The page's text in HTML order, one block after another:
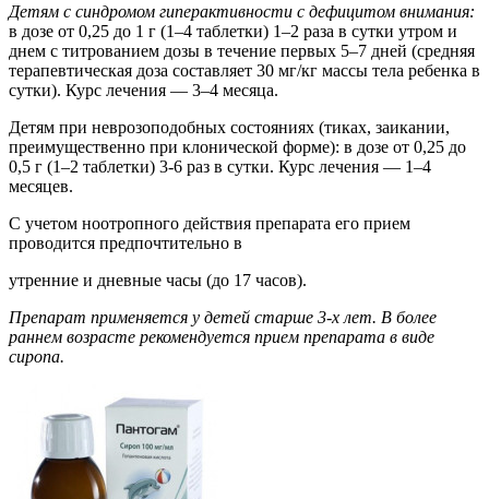
Детям с синдромом гиперактивности с дефицитом внимания:
в дозе от 0,25 до 1 г (1–4 таблетки) 1–2 раза в сутки утром и
днем с титрованием дозы в течение первых 5–7 дней (средняя
терапевтическая доза составляет 30 мг/кг массы тела ребенка в
сутки). Курс лечения — 3–4 месяца.
Детям при неврозоподобных состояниях (тиках, заикании,
преимущественно при клонической форме): в дозе от 0,25 до
0,5 г (1–2 таблетки) 3-6 раз в сутки. Курс лечения — 1–4
месяцев.
С учетом ноотропного действия препарата его прием
проводится предпочтительно в
утренние и дневные часы (до 17 часов).
Препарат применяется у детей старше 3-х лет. В более
раннем возрасте рекомендуется прием препарата в виде
сиропа.